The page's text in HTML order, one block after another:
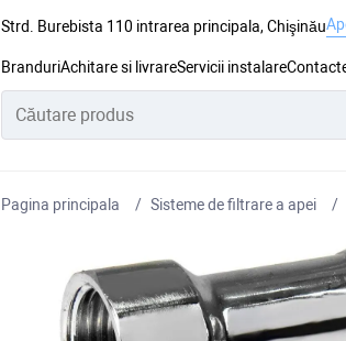
Strd. Burebista 110 intrarea principala, Chişinău
BranduriAchitare si livrareServicii instalare
Pagina principala Sisteme de filtrare a apei